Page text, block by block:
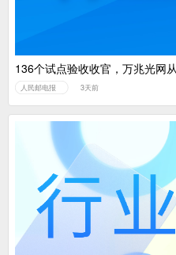
136个试点验收收官，万兆光网
人民邮电报 3天前